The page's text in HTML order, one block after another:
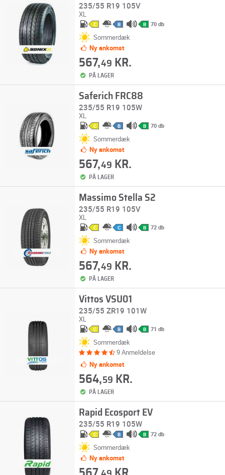
235/55 R19 105V
XL
C B B 70 db
Sommerdæk
Ny ankomst
567,49 KR.
PÅ LAGER
Saferich FRC88
235/55 R19 105W
XL
C B B 70 db
Sommerdæk
Ny ankomst
567,49 KR.
PÅ LAGER
Massimo Stella S2
235/55 R19 105V
XL
C C B 72 db
Sommerdæk
Ny ankomst
567,49 KR.
PÅ LAGER
Vittos VSU01
235/55 ZR19 101W
XL
C B B 71 db
Sommerdæk
9 Anmeldelse
Ny ankomst
564,59 KR.
PÅ LAGER
Rapid Ecosport EV
235/55 R19 105W
C B B 72 db
Sommerdæk
Ny ankomst